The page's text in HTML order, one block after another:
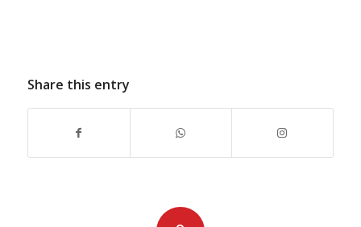
Share this entry